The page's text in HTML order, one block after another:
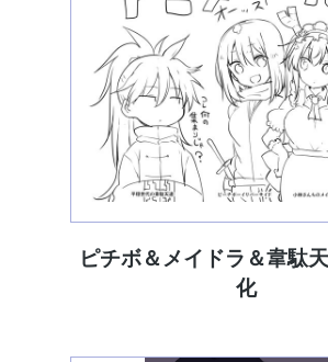
ピチボ＆メイドラ＆韋駄
化